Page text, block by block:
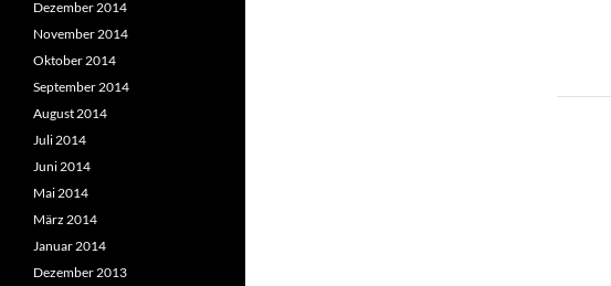
Dezember 2014
November 2014
Oktober 2014
September 2014
August 2014
Juli 2014
Juni 2014
Mai 2014
März 2014
Januar 2014
Dezember 2013